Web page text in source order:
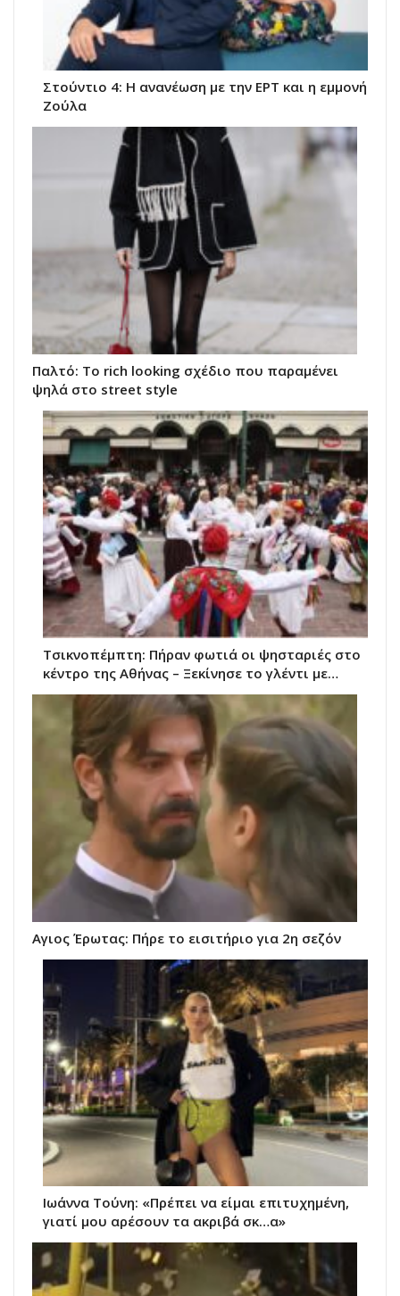
Στούντιο 4: Η ανανέωση με την ΕΡΤ και η εμμονή
Ζούλα
Παλτό: Το rich looking σχέδιο που παραμένει
ψηλά στο street style
Τσικνοπέμπτη: Πήραν φωτιά οι ψησταριές στο
κέντρο της Αθήνας – Ξεκίνησε το γλέντι με…
Αγιος Έρωτας: Πήρε το εισιτήριο για 2η σεζόν
Ιωάννα Τούνη: «Πρέπει να είμαι επιτυχημένη,
γιατί μου αρέσουν τα ακριβά σκ…α»